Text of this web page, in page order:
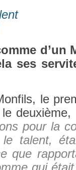
d’un
ses
le
pour la
le talent,
que
qui